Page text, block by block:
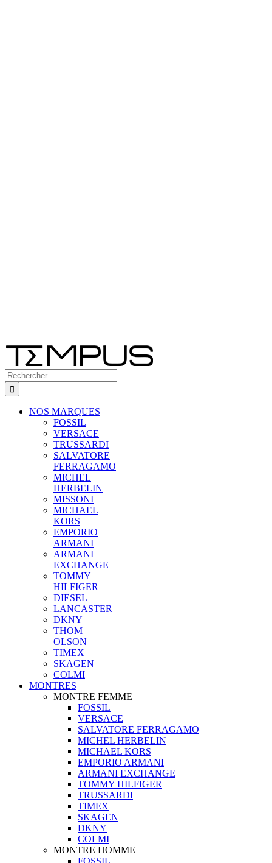
Rechercher:
NOS MARQUES
FOSSIL
VERSACE
TRUSSARDI
SALVATORE
FERRAGAMO
MICHEL
HERBELIN
MISSONI
MICHAEL
KORS
EMPORIO
ARMANI
ARMANI
EXCHANGE
TOMMY
HILFIGER
DIESEL
LANCASTER
DKNY
THOM
OLSON
TIMEX
SKAGEN
COLMI
MONTRES
MONTRE FEMME
FOSSIL
VERSACE
SALVATORE FERRAGAMO
MICHEL HERBELIN
MICHAEL KORS
EMPORIO ARMANI
ARMANI EXCHANGE
TOMMY HILFIGER
TRUSSARDI
TIMEX
SKAGEN
DKNY
COLMI
MONTRE HOMME
FOSSIL